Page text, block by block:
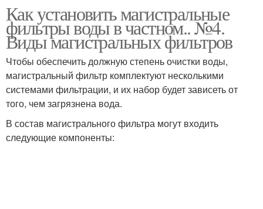
Как установить магистральные
фильтры воды в частном.. №4.
Виды магистральных фильтров
Чтобы обеспечить должную степень очистки воды,
магистральный фильтр комплектуют несколькими
системами фильтрации, и их набор будет зависеть от
того, чем загрязнена вода.
В состав магистрального фильтра могут входить
следующие компоненты: